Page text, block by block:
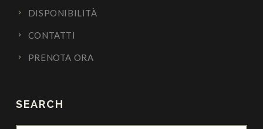
DISPONIBILITÀ
CONTATTI
PRENOTA ORA
SEARCH